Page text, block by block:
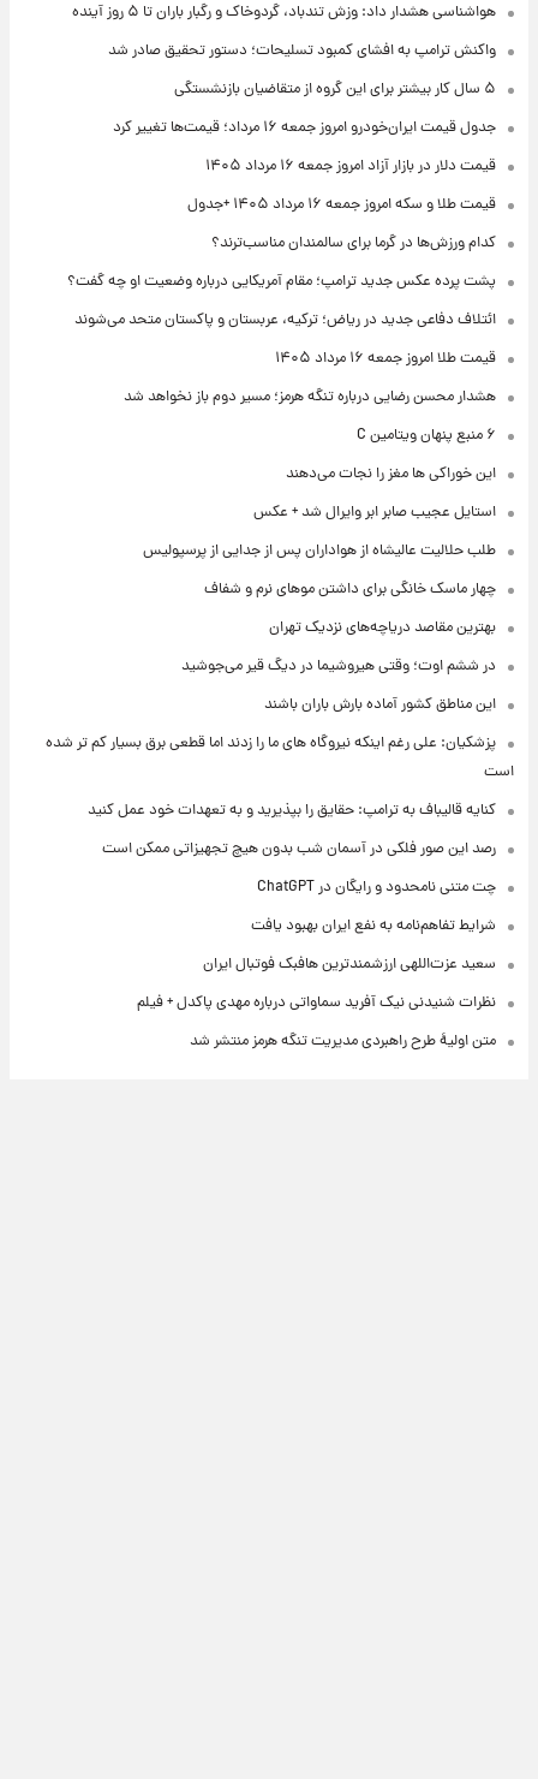
هواشناسی هشدار داد: وزش تندباد، گردوخاک و رگبار باران تا ۵ روز آینده
واکنش ترامپ به افشای کمبود تسلیحات؛ دستور تحقیق صادر شد
۵ سال کار بیشتر برای این گروه از متقاضیان بازنشستگی
جدول قیمت ایران‌خودرو امروز جمعه ۱۶ مرداد؛ قیمت‌ها تغییر کرد
قیمت دلار در بازار آزاد امروز جمعه ۱۶ مرداد ۱۴۰۵
قیمت طلا و سکه امروز جمعه ۱۶ مرداد ۱۴۰۵ +جدول
کدام ورزش‌ها در گرما برای سالمندان مناسب‌ترند؟
پشت پرده عکس جدید ترامپ؛ مقام آمریکایی درباره وضعیت او چه گفت؟
ائتلاف دفاعی جدید در ریاض؛ ترکیه، عربستان و پاکستان متحد می‌شوند
قیمت طلا امروز جمعه ۱۶ مرداد ۱۴۰۵
هشدار محسن رضایی درباره تنگه هرمز؛ مسیر دوم باز نخواهد شد
۶ منبع پنهان ویتامین C
این خوراکی ها مغز را نجات می‌دهند
استایل عجیب صابر ابر وایرال شد + عکس
طلب حلالیت عالیشاه از هواداران پس از جدایی از پرسپولیس
چهار ماسک خانگی برای داشتن موهای نرم و شفاف
بهترین مقاصد دریاچه‌های نزدیک تهران
در ششم اوت؛ وقتی هیروشیما در دیگ قیر می‌جوشید
این مناطق کشور آماده بارش باران باشند
پزشکیان: علی رغم اینکه نیروگاه های ما را زدند اما قطعی برق بسیار کم تر شده
است
کنایه قالیباف به ترامپ: حقایق را بپذیرید و به تعهدات خود عمل کنید
رصد این صور فلکی در آسمان شب بدون هیچ تجهیزاتی ممکن است
چت متنی نامحدود و رایگان در ChatGPT
شرایط تفاهم‌نامه به نفع ایران بهبود یافت
سعید عزت‌اللهی ارزشمندترین هافبک فوتبال ایران
نظرات شنیدنی نیک آفرید سماواتی درباره مهدی پاکدل + فیلم
متن اولیۀ طرح راهبردی مدیریت تنگه هرمز منتشر شد